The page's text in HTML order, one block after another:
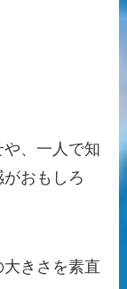
、一人で知
おもしろ
きさを素直